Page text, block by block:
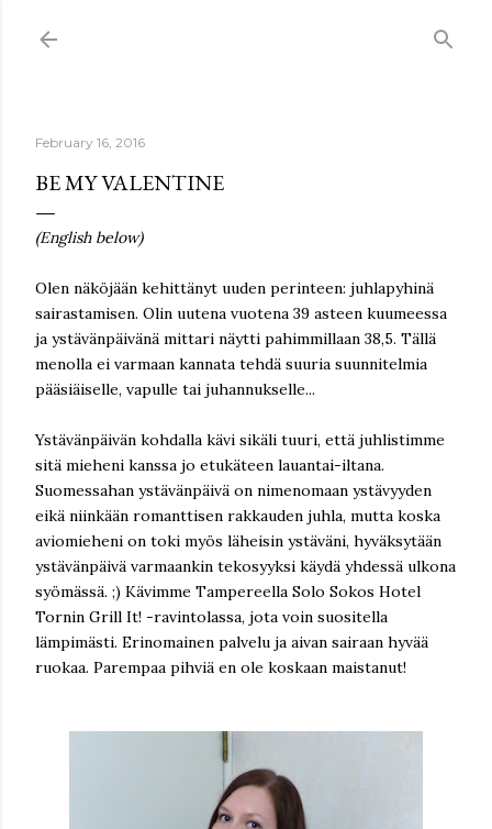
February 16, 2016
BE MY VALENTINE
(English below)
Olen näköjään kehittänyt uuden perinteen: juhlapyhinä
sairastamisen. Olin uutena vuotena 39 asteen kuumeessa
ja ystävänpäivänä mittari näytti pahimmillaan 38,5. Tällä
menolla ei varmaan kannata tehdä suuria suunnitelmia
pääsiäiselle, vapulle tai juhannukselle...
Ystävänpäivän kohdalla kävi sikäli tuuri, että juhlistimme
sitä mieheni kanssa jo etukäteen lauantai-iltana.
Suomessahan ystävänpäivä on nimenomaan ystävyyden
eikä niinkään romanttisen rakkauden juhla, mutta koska
aviomieheni on toki myös läheisin ystäväni, hyväksytään
ystävänpäivä varmaankin tekosyyksi käydä yhdessä ulkona
syömässä. ;) Kävimme Tampereella Solo Sokos Hotel
Tornin Grill It! -ravintolassa, jota voin suositella
lämpimästi. Erinomainen palvelu ja aivan sairaan hyvää
ruokaa. Parempaa pihviä en ole koskaan maistanut!